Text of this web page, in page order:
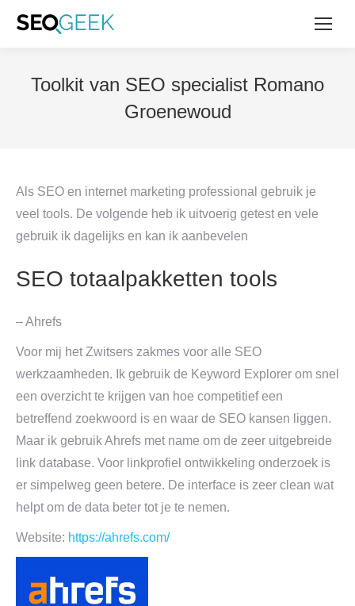
Toolkit van SEO specialist Romano
Groenewoud
Als SEO en internet marketing professional gebruik je
veel tools. De volgende heb ik uitvoerig getest en vele
gebruik ik dagelijks en kan ik aanbevelen
SEO totaalpakketten tools
– Ahrefs
Voor mij het Zwitsers zakmes voor alle SEO
werkzaamheden. Ik gebruik de Keyword Explorer om snel
een overzicht te krijgen van hoe competitief een
betreffend zoekwoord is en waar de SEO kansen liggen.
Maar ik gebruik Ahrefs met name om de zeer uitgebreide
link database. Voor linkprofiel ontwikkeling onderzoek is
er simpelweg geen betere. De interface is zeer clean wat
helpt om de data beter tot je te nemen.
Website: https://ahrefs.com/